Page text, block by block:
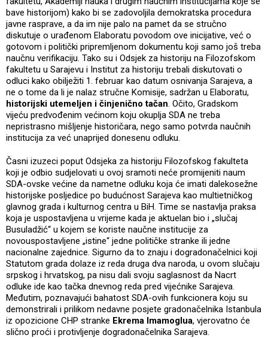
bave historijom) kako bi se zadovoljila demokratska procedura
javne rasprave, a da im nije palo na pamet da se stručno
diskutuje o urađenom Elaboratu povodom ove inicijative, već o
gotovom i politički pripremljenom dokumentu koji samo još treba
naučnu verifikaciju. Tako su i Odsjek za historiju na Filozofskom
fakultetu u Sarajevu i Institut za historiju trebali diskutovati o
odluci kako obilježiti 1. februar kao datum osnivanja Sarajeva, a
ne o tome da li je nalaz stručne Komisije, sadržan u Elaboratu,
historijski utemeljen i činjenično tačan. Očito, Gradskom
vijeću predvođenim većinom koju okuplja SDA ne treba
nepristrasno mišljenje historičara, nego samo potvrda naučnih
institucija za već unaprijed donesenu odluku.
Časni izuzeci poput Odsjeka za historiju Filozofskog fakulteta
koji je odbio sudjelovati u ovoj sramoti neće promijeniti naum
SDA-ovske većine da nametne odluku koja će imati dalekosežne
historijske posljedice po budućnost Sarajeva kao multietničkog
glavnog grada i kulturnog centra u BiH. Time se nastavlja praksa
koja je uspostavljena u vrijeme kada je aktuelan bio i „slučaj
Busuladžić“ u kojem se koriste naučne institucije za
novouspostavljene „istine“ jedne političke stranke ili jedne
nacionalne zajednice. Sigurno da to znaju i dogradonačelnici koji
Statutom grada dolaze iz reda druga dva naroda, u ovom slučaju
srpskog i hrvatskog, pa nisu dali svoju saglasnost da Nacrt
odluke ide kao tačka dnevnog reda pred vijećnike Sarajeva.
Međutim, poznavajući bahatost SDA-ovih funkcionera koju su
demonstrirali i prilikom nedavne posjete gradonačelnika Istanbula
iz opozicione CHP stranke Ekrema Imamoglua, vjerovatno će
slično proći i protivljenje dogradonačelnika Sarajeva.